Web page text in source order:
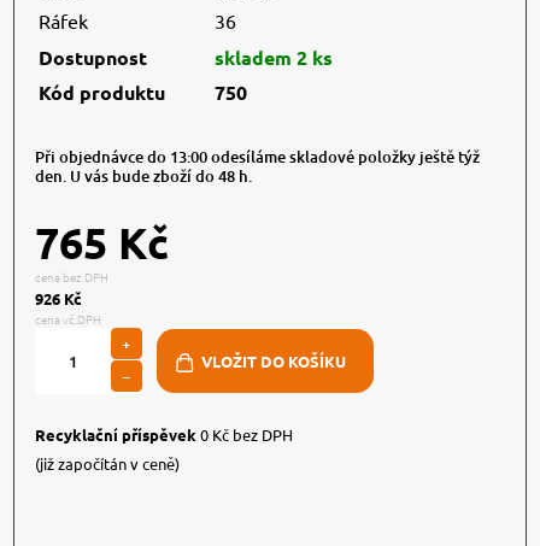
Ráfek
36
Dostupnost
skladem 2 ks
Kód produktu
750
Při objednávce do 13:00 odesíláme skladové položky ještě týž
den. U vás bude zboží do 48 h.
765 Kč
cena bez DPH
926 Kč
cena vč.DPH
+
−
Recyklační příspěvek 0 Kč bez DPH
(již započítán v ceně)